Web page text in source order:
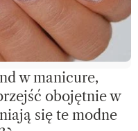
w manicure,
obojętnie w
się te modne